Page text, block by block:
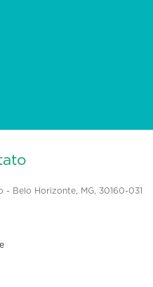
- Belo Horizonte, MG, 30160-031